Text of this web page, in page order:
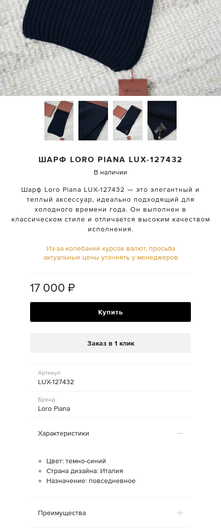
ШАРФ LORO PIANA LUX-127432
В наличии
Шарф Loro Piana LUX-127432 — это элегантный и
теплый аксессуар, идеально подходящий для
холодного времени года. Он выполнен в
классическом стиле и отличается высоким качеством
исполнения.
Из-за колебаний курсов валют, просьба
актуальные цены уточнять у менеджеров
17 000 ₽
Купить
Заказ в 1 клик
Артикул
LUX-127432
Бренд
Loro Piana
Характеристики
Цвет: темно-синий
Страна дизайна: Италия
Назначение: повседневное
Преимущества